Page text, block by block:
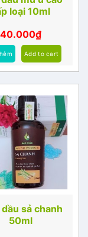
loại 10ml
40.000₫
Add to cart
sả chanh
50ml